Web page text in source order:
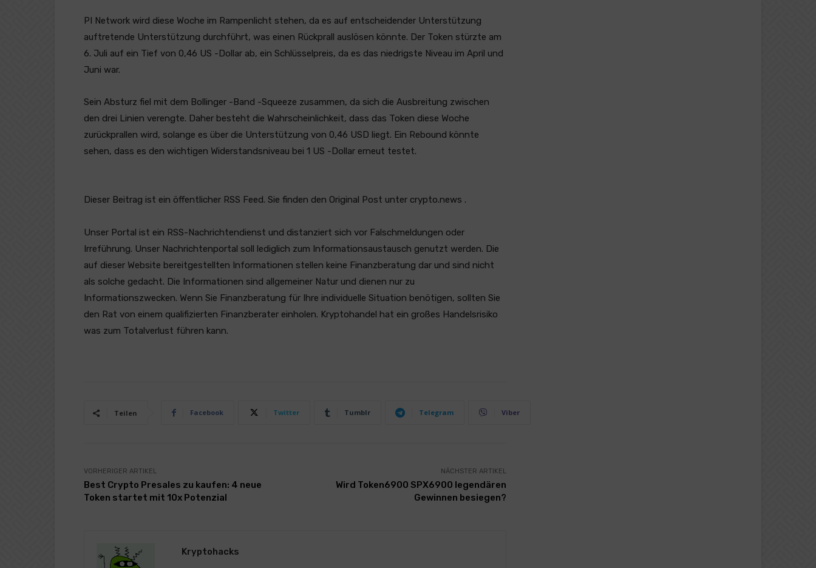
PI Network wird diese Woche im Rampenlicht stehen, da es auf entscheidender Unterstützung
auftretende Unterstützung durchführt, was einen Rückprall auslösen könnte. Der Token stürzte am
6. Juli auf ein Tief von 0,46 US -Dollar ab, ein Schlüsselpreis, da es das niedrigste Niveau im April und
Juni war.
Sein Absturz fiel mit dem Bollinger -Band -Squeeze zusammen, da sich die Ausbreitung zwischen
den drei Linien verengte. Daher besteht die Wahrscheinlichkeit, dass das Token diese Woche
zurückprallen wird, solange es über die Unterstützung von 0,46 USD liegt. Ein Rebound könnte
sehen, dass es den wichtigen Widerstandsniveau bei 1 US -Dollar erneut testet.
Dieser Beitrag ist ein öffentlicher RSS Feed. Sie finden den Original Post unter crypto.news .
Unser Portal ist ein RSS-Nachrichtendienst und distanziert sich vor Falschmeldungen oder
Irreführung. Unser Nachrichtenportal soll lediglich zum Informationsaustausch genutzt werden. Die
auf dieser Website bereitgestellten Informationen stellen keine Finanzberatung dar und sind nicht
als solche gedacht. Die Informationen sind allgemeiner Natur und dienen nur zu
Informationszwecken. Wenn Sie Finanzberatung für Ihre individuelle Situation benötigen, sollten Sie
den Rat von einem qualifizierten Finanzberater einholen. Kryptohandel hat ein großes Handelsrisiko
was zum Totalverlust führen kann.
Teilen Facebook Twitter Tumblr Telegram Viber
VORHERIGER ARTIKEL
Best Crypto Presales zu kaufen: 4 neue
Token startet mit 10x Potenzial
NÄCHSTER ARTIKEL
Wird Token6900 SPX6900 legendären
Gewinnen besiegen?
Kryptohacks